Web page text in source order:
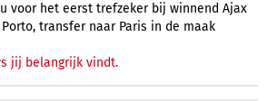
voor het eerst trefzeker bij winnend Ajax
transfer naar Paris in de maak
jij belangrijk vindt.